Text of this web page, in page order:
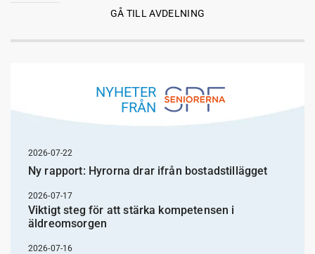
GÅ TILL AVDELNING
NYHETER
FRÅN
2026-07-22
Ny rapport: Hyrorna drar ifrån bostadstillägget
2026-07-17
Viktigt steg för att stärka kompetensen i
äldreomsorgen
2026-07-16